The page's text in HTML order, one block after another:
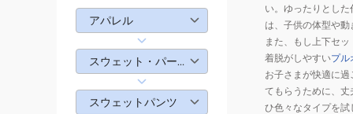
い。ゆったりとし
は、子供の体型や
また、もし上下セ
着脱がしやすいプル
お子さまが快適に
てもらうために、
ひ色々なタイプを
アパレル
スウェット・パーカー
スウェットパンツ